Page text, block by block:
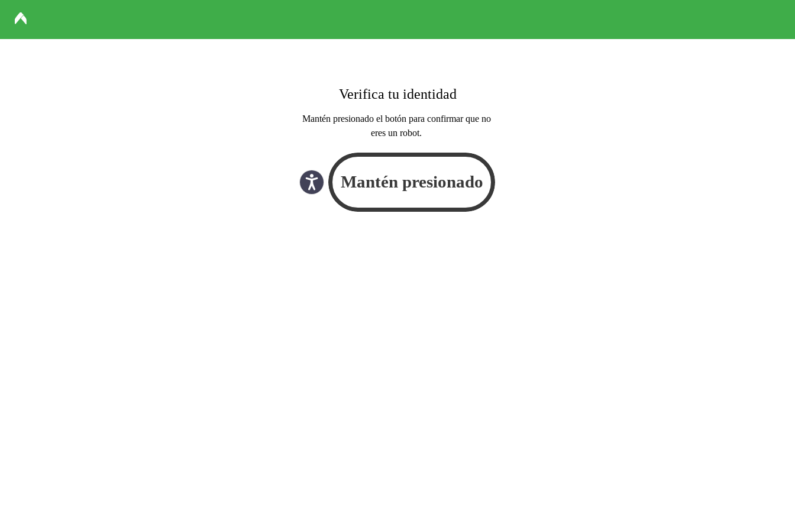
Verifica tu identidad
Mantén presionado el botón para confirmar que no
eres un robot.